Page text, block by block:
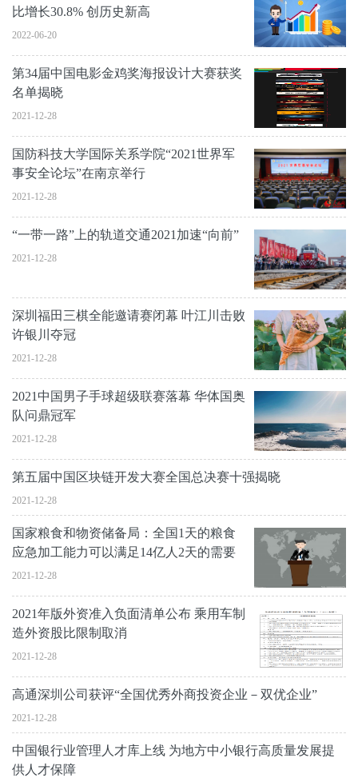
比增长30.8% 创历史新高
2022-06-20
第34届中国电影金鸡奖海报设计大赛获奖
名单揭晓
2021-12-28
国防科技大学国际关系学院“2021世界军
事安全论坛”在南京举行
2021-12-28
“一带一路”上的轨道交通2021加速“向前”
2021-12-28
深圳福田三棋全能邀请赛闭幕 叶江川击败
许银川夺冠
2021-12-28
2021中国男子手球超级联赛落幕 华体国奥
队问鼎冠军
2021-12-28
第五届中国区块链开发大赛全国总决赛十强揭晓
2021-12-28
国家粮食和物资储备局：全国1天的粮食
应急加工能力可以满足14亿人2天的需要
2021-12-28
2021年版外资准入负面清单公布 乘用车制
造外资股比限制取消
2021-12-28
高通深圳公司获评“全国优秀外商投资企业－双优企业”
2021-12-28
中国银行业管理人才库上线 为地方中小银行高质量发展提
供人才保障